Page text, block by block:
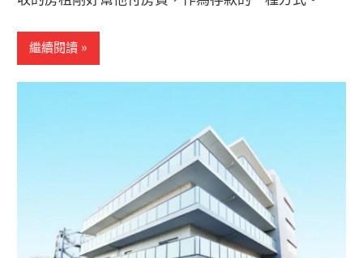
繼續閱讀